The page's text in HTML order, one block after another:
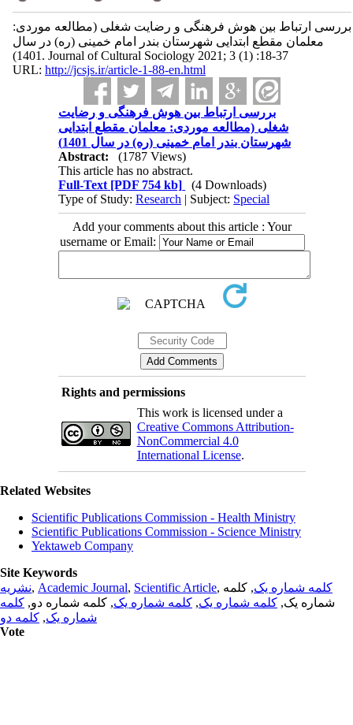
بررسی ارتباط بین هوش فرهنگی و رضایت شغلی (مطالعه موردی:
معلمان مقطع ابتدایی شهرستان بندر امام خمینی (ره) در سال
1401). Journal of Cultural Sociology 2021; 3 (1) :18-37
URL: http://jcsjs.ir/article-1-88-en.html
بررسی ارتباط بین هوش فرهنگی و رضایت
شغلی (مطالعه موردی: معلمان مقطع ابتدایی
شهرستان بندر امام خمینی (ره) در سال 1401)
Abstract:
(1787 Views)
This article has no abstract.
Full-Text [PDF 754 kb]
(4 Downloads)
Type of Study:Research | Subject: Special
Add your comments about this article : Your
username or Email:
Rights and permissions
This work is licensed under a
Creative Commons Attribution-
NonCommercial 4.0
International License.
Related Websites
Scientific Publications Commission - Health Ministry
Scientific Publications Commission - Science Ministry
Yektaweb Company
Site Keywords
نشریه, Academic Journal, Scientific Article, کلمه شماره یک, کلمه
شماره یک, کلمه شماره یک, کلمه شماره یک, کلمه شماره دو, کلمه
شماره یک, کلمه دو
Vote